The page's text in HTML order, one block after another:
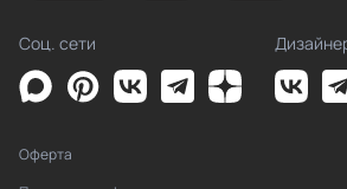
Соц. сети
Оферта